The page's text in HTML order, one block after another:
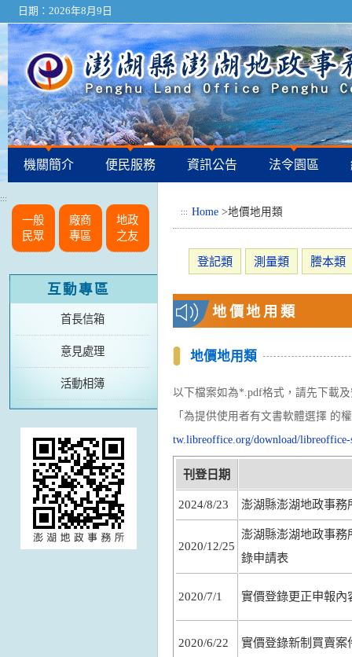
日期：2026年8月9日
機關簡介 便民服務 資訊公告 法令園區
:::
一般
民眾
廠商
專區
地政
之友
互動專區
首長信箱
意見處理
活動相簿
::: Home >地價地用類
登記類 測量類 謄本類
地價地用類
地價地用類
以下檔案如為*.pdf格式，請先下載
「為提供使用者有文書軟體選擇 的
tw.libreoffice.org/download/
刊登日期
2024/8/23 澎湖縣澎湖地政事務
2020/12/25
澎湖縣澎湖地政事務
錄申請表
2020/7/1 實價登錄更正申報內
2020/6/22 實價登錄新制買賣案